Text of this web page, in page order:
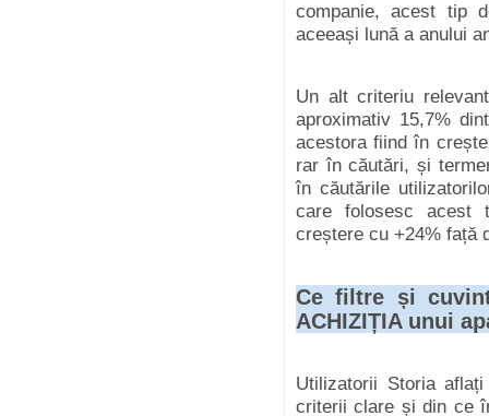
companie, acest tip
aceeași lună a anului
Un alt criteriu
aproximativ 15,7%
acestora fiind în
rar în căutări, și
în căutările
care folosesc acest
creștere cu +24% față
Ce filtre și
ACHIZIȚIA unui
Utilizatorii Storia
criterii clare și din ce